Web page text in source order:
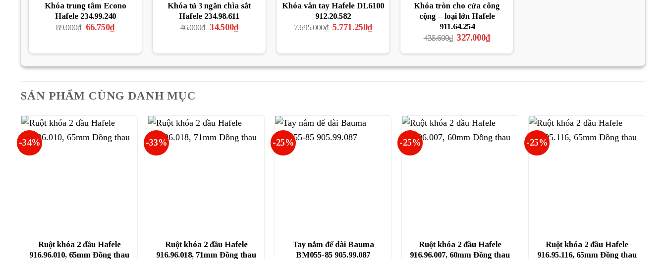
Khóa trung tâm Econo
Hafele 234.99.240
89.000₫ Giá
66.750₫Giá
hiện
Khóa tủ 3 ngăn chìa sắt
Hafele 234.98.611
46.000₫ Giá
34.500₫Giá
hiện
Khóa vân tay Hafele DL6100
912.20.582
7.695.000₫ Giá
5.771.250₫Giá
hiện
Khóa tròn cho cửa công
cộng – loại lớn Hafele
911.64.254
435.600₫ Giá
là:
327.000₫Giá
hiện
tại
327.000₫.
SẢN PHẨM CÙNG DANH MỤC
-34%
Ruột khóa 2 đầu Hafele
916.96.010, 65mm Đồng thau
-33%
Ruột khóa 2 đầu Hafele
916.96.018, 71mm Đồng thau
-25%
Tay nắm đế dài Bauma
BM055-85 905.99.087
-25%
Ruột khóa 2 đầu Hafele
916.96.007, 60mm Đồng thau
-25%
Ruột khóa 2 đầu Hafele
916.95.116, 65mm Đồng thau